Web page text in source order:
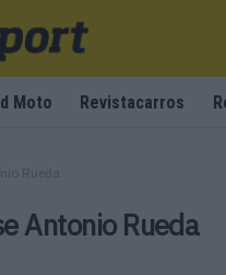
Moto Revistacarros
Rueda
Antonio Rueda